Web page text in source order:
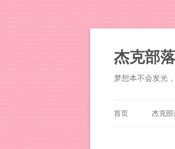
杰克部落
梦想本不会发光
首页 杰克部